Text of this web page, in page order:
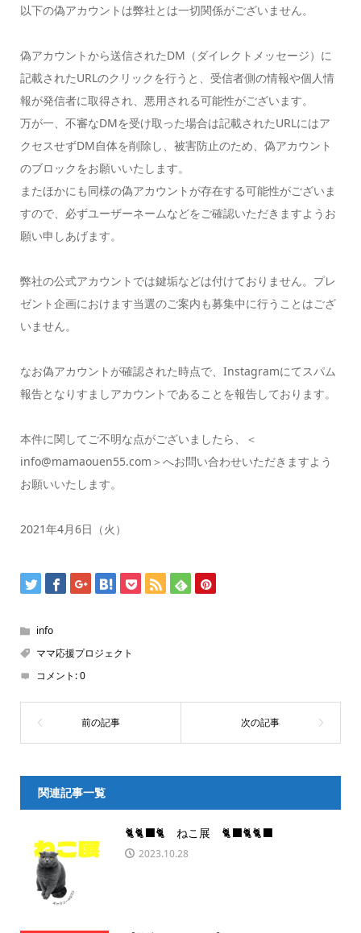
以下の偽アカウントは弊社とは一切関係がございません。
偽アカウントから送信されたDM（ダイレクトメッセージ）に
記載されたURLのクリックを行うと、受信者側の情報や個人情
報が発信者に取得され、悪用される可能性がございます。
万が一、不審なDMを受け取った場合は記載されたURLにはア
クセスせずDM自体を削除し、被害防止のため、偽アカウント
のブロックをお願いいたします。
またほかにも同様の偽アカウントが存在する可能性がございま
すので、必ずユーザーネームなどをご確認いただきますようお
願い申しあげます。
弊社の公式アカウントでは鍵垢などは付けておりません。プレ
ゼント企画におけます当選のご案内も募集中に行うことはござ
いません。
なお偽アカウントが確認された時点で、Instagramにてスパム
報告となりすましアカウントであることを報告しております。
本件に関してご不明な点がございましたら、＜
info@mamaouen55.com＞へお問い合わせいただきますよう
お願いいたします。
2021年4月6日（火）
info
ママ応援プロジェクト
コメント:0
関連記事一覧
🐈🐈‍⬛🐈 ねこ展 🐈‍⬛🐈🐈‍⬛
2023.10.28